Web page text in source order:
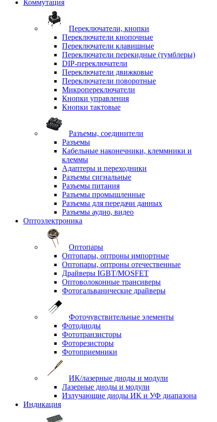
Коммутация
Переключатели, кнопки
Переключатели кнопочные
Переключатели клавишные
Переключатели перекидные (тумблеры)
DIP-переключатели
Переключатели движковые
Переключатели поворотные
Микропереключатели
Кнопки управления
Кнопки тактовые
Разъемы, соединители
Разъемы
Кабельные наконечники, клеммники и
клеммы
Адаптеры и переходники
Разъемы сигнальные
Разъемы питания
Разъемы промышленные
Разъемы для передачи данных
Разъемы аудио, видео
Оптоэлектроника
Оптопары
Оптопары, оптроны импортные
Оптопары, оптроны отечественные
Драйверы IGBT/MOSFET
Оптоволоконные трансиверы
Фотогальванические драйверы
Фоточувствительные элементы
Фотодиоды
Фототранзисторы
Фоторезисторы
Фотоприемники
ИК/лазерные диоды и модули
Лазерные диоды и модули
Излучающие диоды ИК и УФ диапазона
Индикация